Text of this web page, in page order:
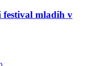
festival mladih v